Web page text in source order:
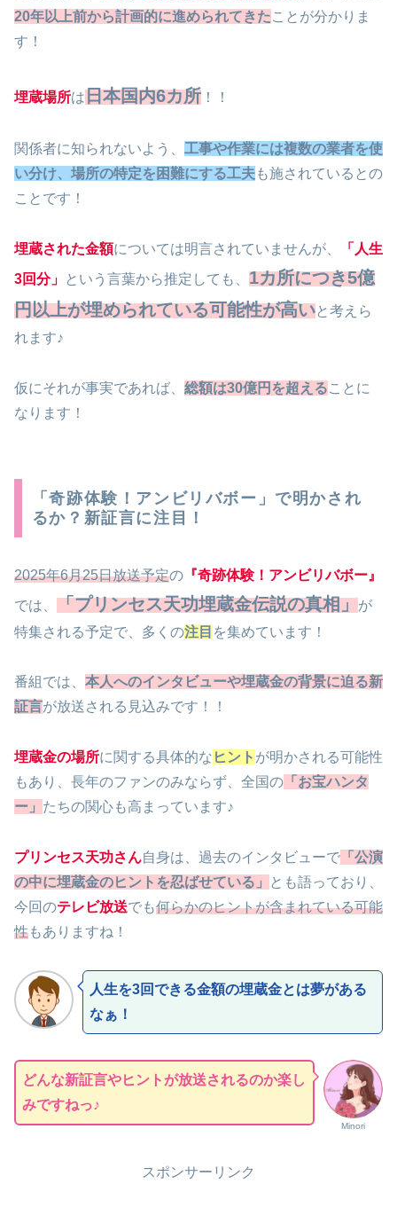
20年以上前から計画的に進められてきたことが分かりま
す！
埋蔵場所は日本国内6カ所 ！！
関係者に知られないよう、 工事や作業には複数の業者を使
い分け、場所の特定を困難にする工夫も施されているとの
ことです！
埋蔵された金額については明言されていませんが、
「人生
3回分」
という言葉から推定しても、 1カ所につき5億
円以上が埋められている可能性が高いと考えら
れます♪
仮にそれが事実であれば、 総額は30億円を超えることに
なります！
「奇跡体験！アンビリバボー」で明かされ
るか？新証言に注目！
2025年6月25日放送予定の 『奇跡体験！アンビリバボー』
では、 「プリンセス天功埋蔵金伝説の真相」が
特集される予定で、多くの注目 を集めています！
番組では、 本人へのインタビューや埋蔵金の背景に迫る新
証言が放送される見込みです！！
埋蔵金の場所に関する具体的な ヒント が明かされる可能性
もあり、長年のファンのみならず、全国の 「お宝ハンタ
ー」 たちの関心も高まっています♪
プリンセス天功さん自身は、過去のインタビューで 「公演
の中に埋蔵金のヒントを忍ばせている」
とも語っており、
今回のテレビ放送でも何らかのヒントが含まれている可能
性もありますね！
人生を3回できる金額の埋蔵金とは夢がある
なぁ！
Minori
どんな新証言やヒントが放送されるのか楽し
みですねっ♪
スポンサーリンク